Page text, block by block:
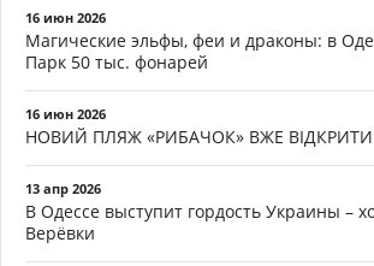
16 июн 2026
Магические эльфы, феи и драконы: в
Парк 50 тыс. фонарей
16 июн 2026
НОВИЙ ПЛЯЖ «РИБАЧОК» ВЖЕ
13 апр 2026
В Одессе выступит гордость Украины –
Верёвки